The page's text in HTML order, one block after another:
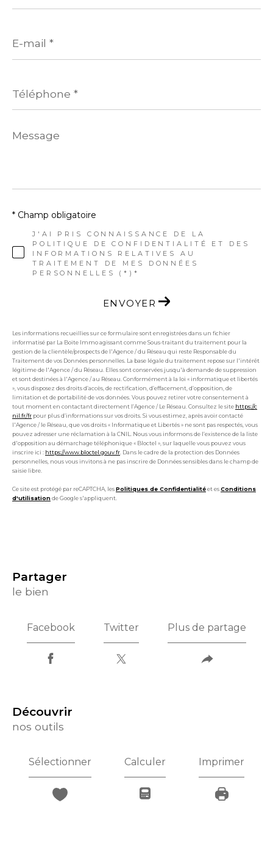
mail
*
*
Message
*
J'AI PRIS CONNAISSANCE DE LA
POLITIQUE DE CONFIDENTIALITÉ ET DES
INFORMATIONS RELATIVES AU
TRAITEMENT DE MES DONNÉES
PERSONNELLES (*)*
* Champ obligatoire
ENVOYER
Les informations recueillies sur ce formulaire sont enregistrées dans un fichier
informatisé par La Boite Immo agissant comme Sous-traitant du traitement pour la
gestion de la clientèle/prospects de l'Agence / du Réseau qui reste Responsable du
Traitement de vos Données personnelles. La base légale du traitement repose sur l'intérêt
légitime de l'Agence / du Réseau. Elles sont conservées jusqu'à demande de suppression
et sont destinées à l'Agence / au Réseau. Conformément à la loi « informatique et libertés
», vous disposez des droits d’accès, de rectification, d’effacement, d’opposition, de
limitation et de portabilité de vos données. Vous pouvez retirer votre consentement à
tout moment en contactant directement l’Agence / Le Réseau. Consultez le site https://c
nil.fr/fr pour plus d’informations sur vos droits. Si vous estimez, après avoir contacté
l'Agence / le Réseau, que vos droits « Informatique et Libertés » ne sont pas respectés, vous
pouvez adresser une réclamation à la CNIL. Nous vous informons de l’existence de la liste
d'opposition au démarchage téléphonique « Bloctel », sur laquelle vous pouvez vous
inscrire ici : https://www.bloctel.gouv.fr . Dans le cadre de la protection des Données
personnelles, nous vous invitons à ne pas inscrire de Données sensibles dans le champ de
saisie libre.
Ce site est protégé par reCAPTCHA, lesPolitiques de Confidentialitéet esConditions
d'utilisationde Google s'appliquent.
partager
le bien
Facebook Twitter Plus de partage
découvrir
nos outils
Sélectionner Calculer Imprimer